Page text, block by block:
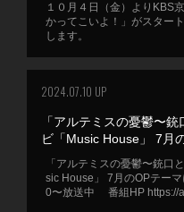
１０月４日（金）よりKBS
かってこいよ！」がスター
します。
2024.07.10 UP
「アルテミスの憂鬱〜
ビ「Music House」 7月
「アルテミスの憂鬱〜銃口
sic House」 7月のOPテー
0〜放送中 番組HP https://